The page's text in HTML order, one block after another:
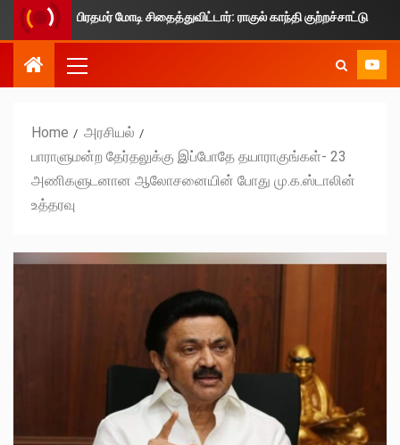
பிரதமர் மோடி சிதைத்துவிட்டார்: ராகுல் காந்தி குற்றச்சாட்டு
Home
அரசியல்
பாராளுமன்ற தேர்தலுக்கு இப்போதே தயாராகுங்கள்- 23
அணிகளுடனான ஆலோசனையின் போது மு.க.ஸ்டாலின்
உத்தரவு